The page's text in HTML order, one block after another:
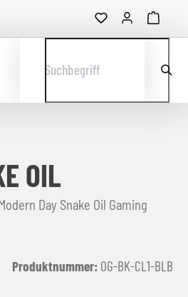
Suchbegriff
OIL
Day Snake Oil Gaming
Produktnummer: OG-BK-CL1-BLB